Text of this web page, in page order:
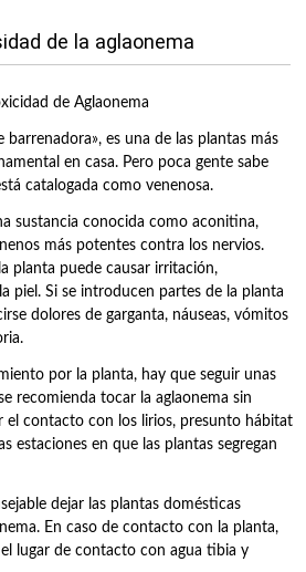
de la aglaonema
barrenadora», es una de las plantas más
en casa. Pero poca gente sabe
catalogada como venenosa.
sustancia conocida como aconitina,
más potentes contra los nervios.
planta puede causar irritación,
piel. Si se introducen partes de la planta
dolores de garganta, náuseas, vómitos
por la planta, hay que seguir unas
recomienda tocar la aglaonema sin
el contacto con los lirios, presunto hábitat
estaciones en que las plantas segregan
dejar las plantas domésticas
En caso de contacto con la planta,
lugar de contacto con agua tibia y